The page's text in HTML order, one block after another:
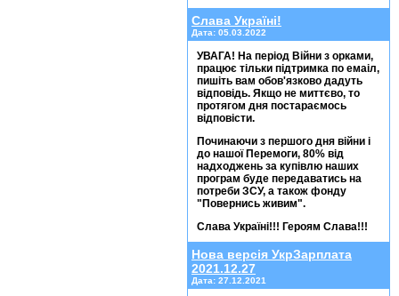
Слава Україні!
Дата: 05.03.2022
УВАГА! На період Війни з орками,
працює тільки підтримка по емаіл,
пишіть вам обов'язково дадуть
відповідь. Якщо не миттєво, то
протягом дня постараємось
відповісти.
Починаючи з першого дня війни і
до нашої Перемоги, 80% від
надходжень за купівлю наших
програм буде передаватись на
потреби ЗСУ, а також фонду
"Повернись живим".
Слава Україні!!! Героям Слава!!!
Нова версія УкрЗарплата
2021.12.27
Дата: 27.12.2021